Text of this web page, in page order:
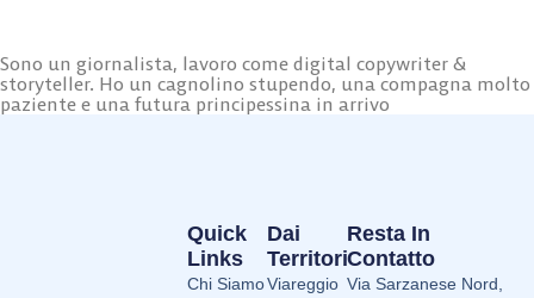
Sono un giornalista, lavoro come digital copywriter &
storyteller. Ho un cagnolino stupendo, una compagna molto
paziente e una futura principessina in arrivo
Dai
Territori
Viareggio
Quick
Links
Chi Siamo
Resta In
Contatto
Via Sarzanese Nord,